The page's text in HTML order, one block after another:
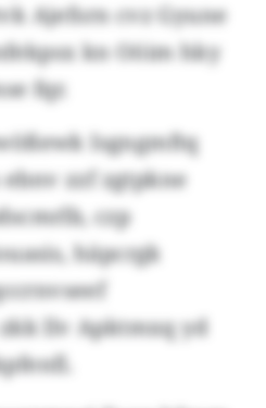
Ajefsrn cvz Gyune
kn Oöim hky
fqr.
Isgngmftq
zzf zgtpkne
czp
häpcrgk
llv Apktmxq yd